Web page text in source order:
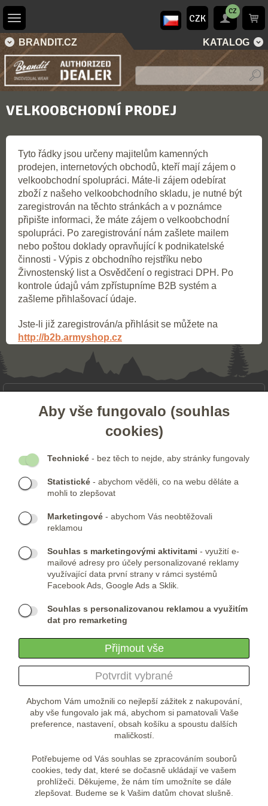
Aby vše fungovalo (souhlas
cookies)
Abychom Vám umožnili co nejlepší zážitek z nakupování,
aby vše fungovalo jak má, abychom si pamatovali Vaše
preference, nastavení, obsah košíku a spoustu dalších
maličkostí.
Potřebujeme od Vás souhlas se zpracováním souborů
cookies, tedy dat, které se dočasně ukládají ve vašem
prohlížeči. Děkujeme, že nám tím umožníte se dále
zlepšovat. Budeme se k Vašim datům chovat slušně.
Technické - bez těch to nejde, aby stránky fungovaly
Statistické - abychom věděli, co na webu děláte a
mohli to zlepšovat
Marketingové - abychom Vás neobtěžovali
reklamou
Souhlas s marketingovými aktivitami - využití e-
mailové adresy pro účely personalizované reklamy
využívající data první strany v rámci systémů
Facebook Ads, Google Ads a Sklik.
Souhlas s personalizovanou reklamou a využitím
dat pro remarketing
Potvrdit vybrané
Přijmout vše
CZK
CZ
BRANDIT.CZ KATALOG
VELKOOBCHODNÍ PRODEJ
Tyto řádky jsou určeny majitelům kamenných
prodejen, internetových obchodů, kteří mají zájem o
velkoobchodní spolupráci. Máte-li zájem odebírat
zboží z našeho velkoobchodního skladu, je nutné být
zaregistrován na těchto stránkách a v poznámce
připište informaci, že máte zájem o velkoobchodní
spolupráci. Po zaregistrování nám zašlete mailem
nebo poštou doklady opravňující k podnikatelské
činnosti - Výpis z obchodního rejstříku nebo
Živnostenský list a Osvědčení o registraci DPH. Po
kontrole údajů vám zpřístupníme B2B systém a
zašleme přihlašovací údaje.
Jste-li již zaregistrován/a přihlásit se můžete na
http://b2b.armyshop.cz
- NEWSLETTER
KONTAKTY:
KONTAKTNÍ FORMULÁŘ
Telefon:
PROVOZOVNA:
Studénka 160
549 31 Velké Poříčí
Česká republika